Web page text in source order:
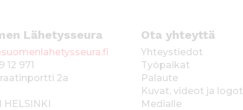
Lähetysseura
12 971
2a
HELSINKI
Ota yhteyttä
Yhteystiedot
Työpaikat
Palaute
Kuvat, videot ja logot
Medialle